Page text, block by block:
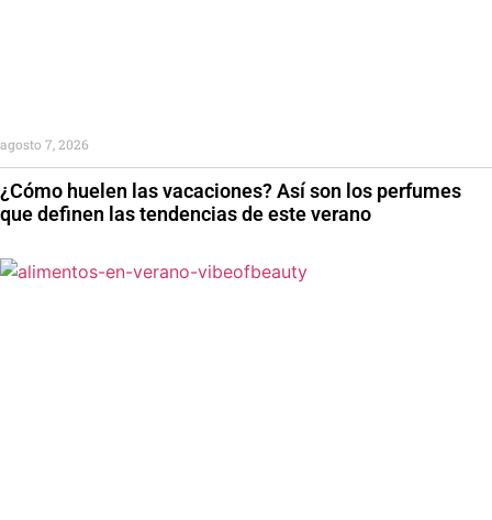
¿Cómo huelen las vacaciones? Así son los perfumes
que definen las tendencias de este verano
agosto 7, 2026